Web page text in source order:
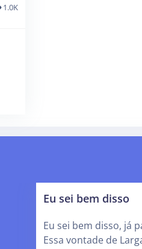
1.0K
Eu sei bem disso
Eu sei bem disso, já
Essa vontade de